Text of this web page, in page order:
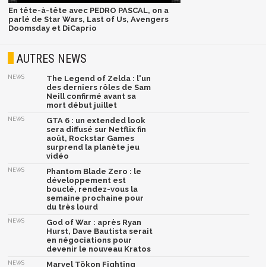
En tête-à-tête avec PEDRO PASCAL, on a
parlé de Star Wars, Last of Us, Avengers
Doomsday et DiCaprio
AUTRES NEWS
NEWS
The Legend of Zelda : l'un
des derniers rôles de Sam
Neill confirmé avant sa
mort début juillet
NEWS
GTA 6 : un extended look
sera diffusé sur Netflix fin
août, Rockstar Games
surprend la planète jeu
vidéo
NEWS
Phantom Blade Zero : le
développement est
bouclé, rendez-vous la
semaine prochaine pour
du très lourd
NEWS
God of War : après Ryan
Hurst, Dave Bautista serait
en négociations pour
devenir le nouveau Kratos
NEWS Marvel Tōkon Fighting